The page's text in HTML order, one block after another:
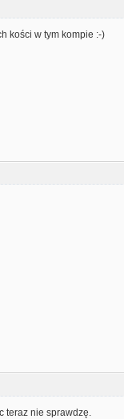
kości w tym kompie :-)
teraz nie sprawdzę.